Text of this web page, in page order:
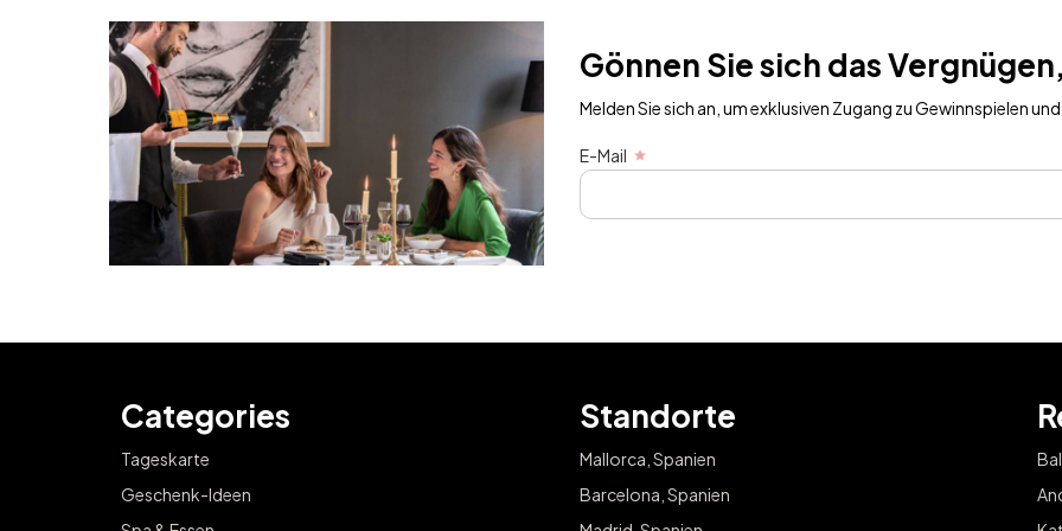
Gönnen Sie sich das
Melden Sie sich an, um exklusiven Zugang zu Gewinnspielen
E-Mail
Categories
Tageskarte
Geschenk-Ideen
Standorte
Mallorca, Spanien
Barcelona, Spanien
Melden Sie
E-Mail